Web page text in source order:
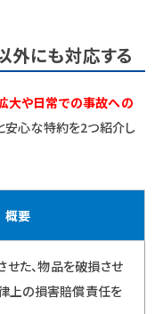
外にも対応する
大や日常での事故への
安心な特約を2つ紹介し
概要
せた、物品を破損させ
上の損害賠償責任を